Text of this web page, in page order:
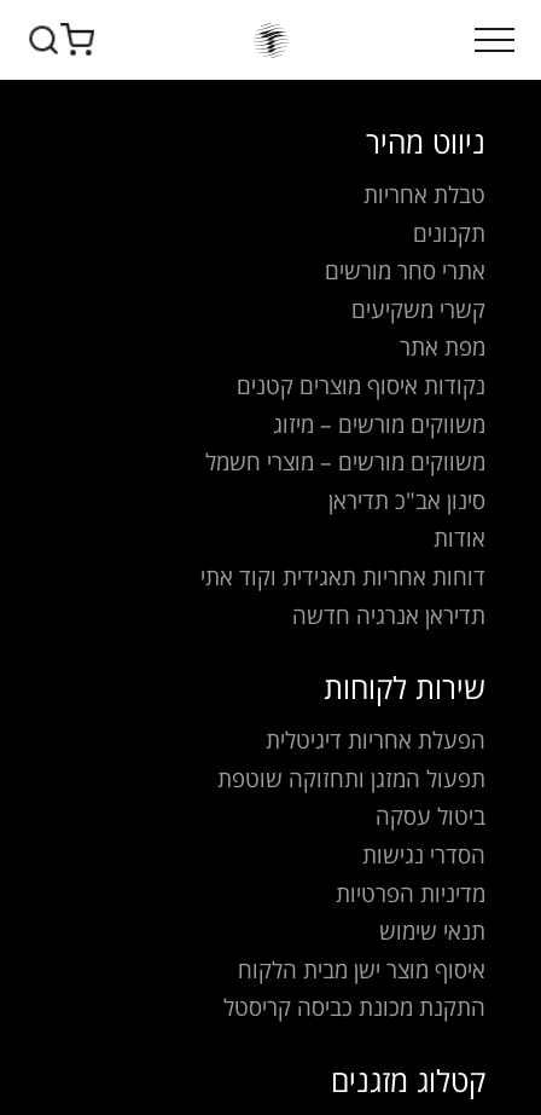
ניווט מהיר
טבלת אחריות
תקנונים
אתרי סחר מורשים
קשרי משקיעים
מפת אתר
נקודות איסוף מוצרים קטנים
משווקים מורשים – מיזוג
משווקים מורשים – מוצרי חשמל
סינון אב"כ תדיראן
אודות
דוחות אחריות תאגידית וקוד אתי
תדיראן אנרגיה חדשה
שירות לקוחות
הפעלת אחריות דיגיטלית
תפעול המזגן ותחזוקה שוטפת
ביטול עסקה
הסדרי נגישות
מדיניות הפרטיות
תנאי שימוש
איסוף מוצר ישן מבית הלקוח
התקנת מכונת כביסה קריסטל
קטלוג מזגנים